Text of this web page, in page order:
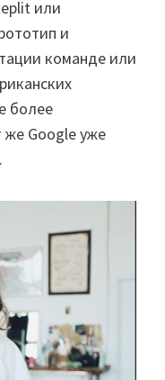
или
и
команде или
более
Google уже